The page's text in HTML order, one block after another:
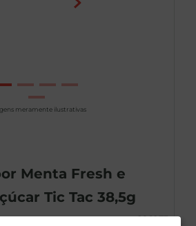
meramente ilustrativas
Menta Fresh e
Tic Tac 38,5g
286273